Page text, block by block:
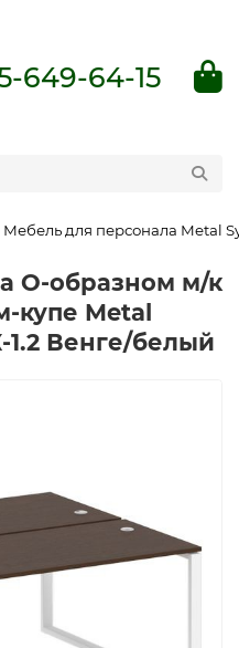
649-64-15
Мебель для персонала Metal
О-образном м/к
купе Metal
Венге/белый